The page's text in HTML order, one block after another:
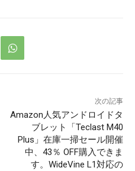
次の記事
Amazon人気アンドロイドタ
ブレット「Teclast M40
Plus」在庫一掃セール開催
中、43％ OFF購入できま
す。WideVine L1対応の